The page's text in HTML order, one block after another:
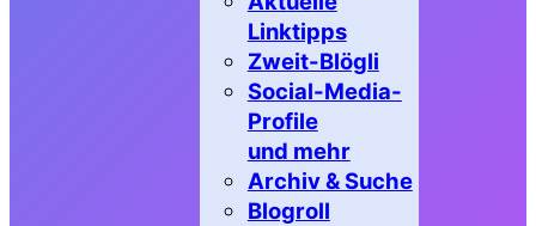
Linktipps
Zweit-Blögli
Social-Media-
Profile
und mehr
Archiv & Suche
Blogroll